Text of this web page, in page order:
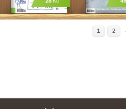
1 2